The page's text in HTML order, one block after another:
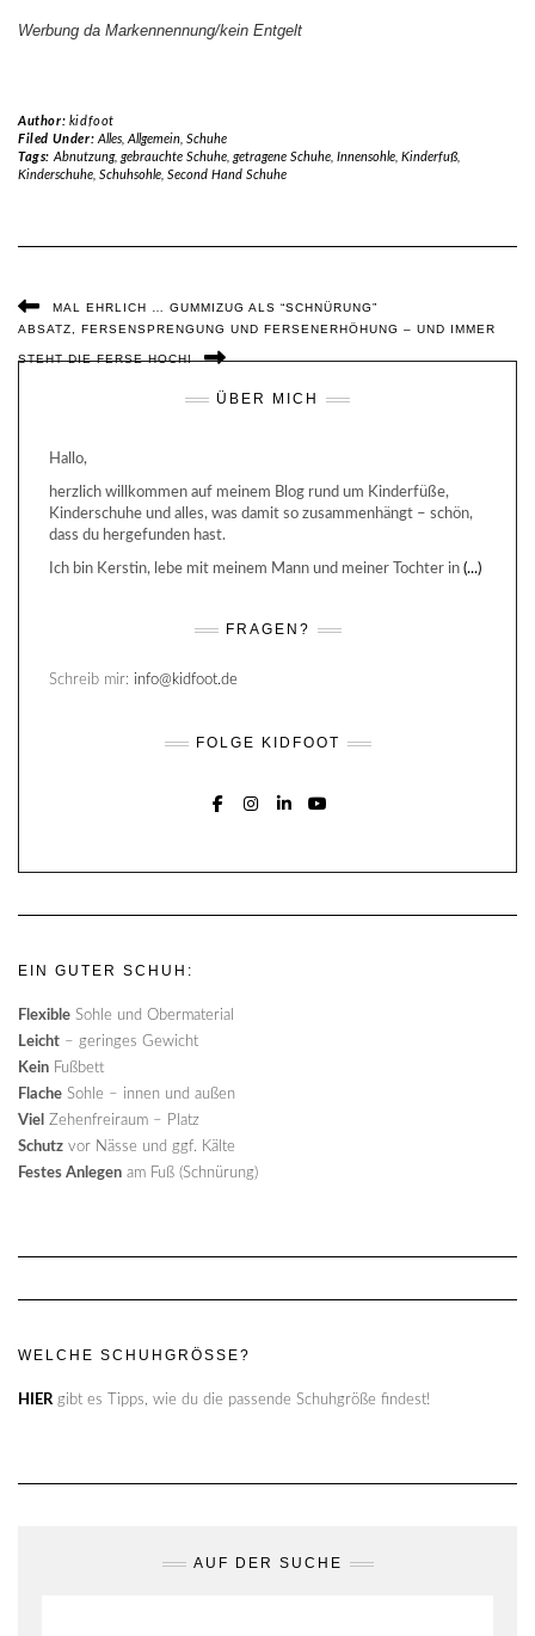
Werbung da Markennennung/kein Entgelt
Author: kidfoot
Filed Under: Alles, Allgemein, Schuhe
Tags: Abnutzung, gebrauchte Schuhe, getragene Schuhe, Innensohle, Kinderfuß,
Kinderschuhe Schuhsohle Second Hand Schuhe
MAL EHRLICH … GUMMIZUG ALS “SCHNÜRUNG”
ABSATZ, FERSENSPRENGUNG UND FERSENERHÖHUNG – UND IMMER
STEHT DIE FERSE HOCH!
ÜBER MICH
Hallo,
herzlich willkommen auf meinem Blog rund um Kinderfüße,
Kinderschuhe und alles, was damit so zusammenhängt – schön,
dass du hergefunden hast.
Ich bin Kerstin, lebe mit meinem Mann und meiner Tochter in (...)
FRAGEN?
Schreib mir: info@kidfoot.de
FOLGE KIDFOOT
EIN GUTER SCHUH:
Flexible Sohle und Obermaterial
Leicht – geringes Gewicht
Kein Fußbett
Flache Sohle – innen und außen
Viel Zehenfreiraum – Platz
Schutz vor Nässe und ggf. Kälte
Festes Anlegen am Fuß (Schnürung)
WELCHE SCHUHGRÖSSE?
HIERgibt es Tipps, wie du die passende Schuhgröße findest!
AUF DER SUCHE